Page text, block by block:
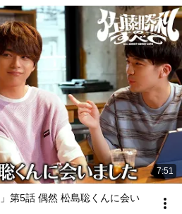
7:51
第5話 偶然 松島聡くんに会い